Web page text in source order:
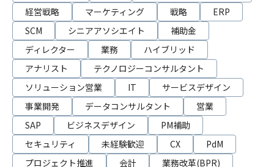
経営戦略
マーケティング 戦略
ERP
SCM
シニアアソシエイト
補助金
ディレクター
業務
ハイブリッド
アナリスト
テクノロジーコンサルタント
ソリューション営業
IT
サービスデザイン
事業開発
データコンサルタント
営業
SAP
ビジネスデザイン
PM補助
セキュリティ
未経験歓迎 CX
PdM
プロジェクト推進
会計 業務改革(BPR)